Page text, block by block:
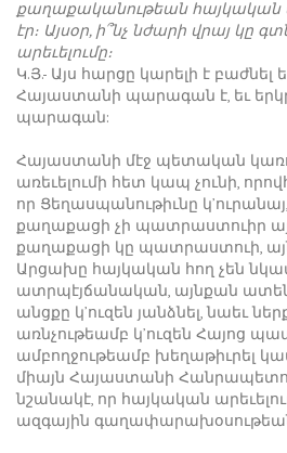
քաղաքականութեան հայկական
էր։ Այսօր, ի՞նչ նժարի վրայ կը
արեւելումը։
Կ.Յ.- Այս հարցը կարելի է բաժնել
Հայաստանի պարագան է, եւ
պարագան:
Հայաստանի մէջ պետական
առեւելումի հետ կապ չունի,
որ Ցեղասպանութիւնը
քաղաքացի չի պատրաստուիր
քաղաքացի կը պատրաստուի,
Արցախը հայկական հող չեն
ատրպէյճանական, այնքան
անցքը կ’ուզեն յանձնել, նաեւ
առնչութեամբ կ’ուզեն Հայոց
ամբողջութեամբ խեղաթիւրել
միայն Հայաստանի
նշանակէ, որ հայկական
ազգային